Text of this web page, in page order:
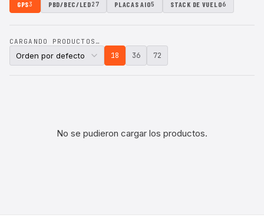
GPS3 PBD/BEC/LED27 PLACAS AIO5 STACK DE VUELO6
CARGANDO PRODUCTOS…
18 36 72
No se pudieron cargar los productos.